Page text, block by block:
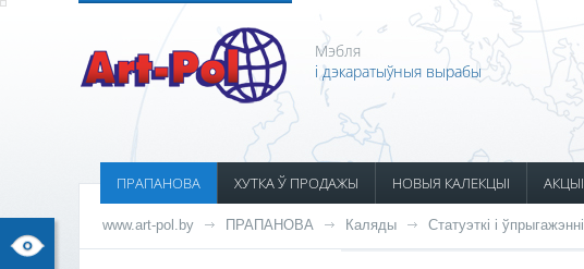
Мэбля
і дэкаратыўныя вырабы
ПРАПАНОВА ХУТКА Ў ПРОДАЖЫ НОВЫЯ КАЛЕКЦЫІ АКЦЫІ
www.art-pol.by ПРАПАНОВА Каляды Статуэткі і ўпрыгажэнні